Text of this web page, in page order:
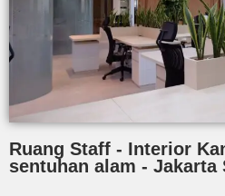
Ruang Staff - Interior
sentuhan alam - Jakarta